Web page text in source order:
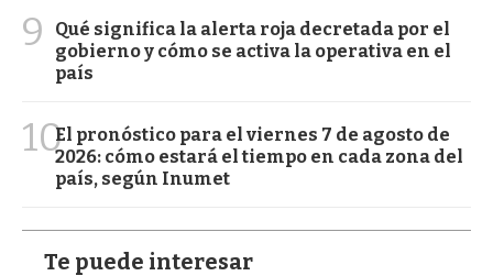
9
Qué significa la alerta roja decretada por el
gobierno y cómo se activa la operativa en el
país
10El pronóstico para el viernes 7 de agosto de
2026: cómo estará el tiempo en cada zona del
país, según Inumet
Te puede interesar